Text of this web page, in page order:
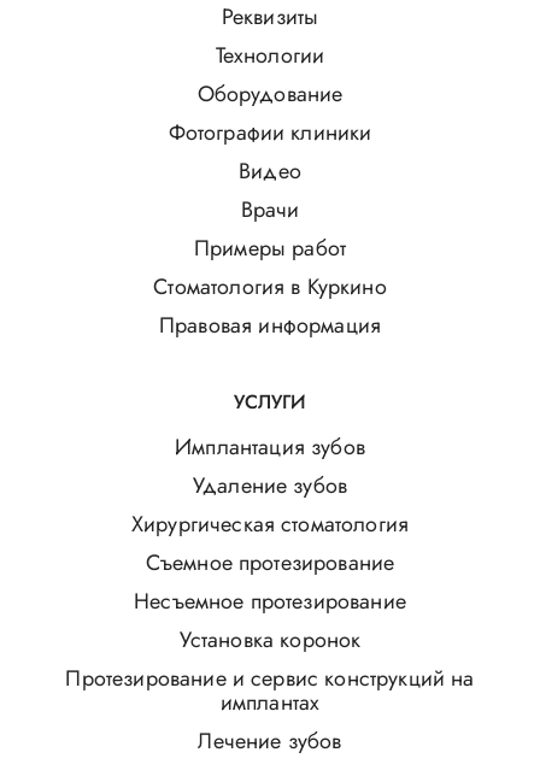
Реквизиты
Технологии
Оборудование
Фотографии клиники
Видео
Врачи
Примеры работ
Стоматология в Куркино
Правовая информация
УСЛУГИ
Имплантация зубов
Удаление зубов
Хирургическая стоматология
Съемное протезирование
Несъемное протезирование
Установка коронок
Протезирование и сервис конструкций на
имплантах
Лечение зубов